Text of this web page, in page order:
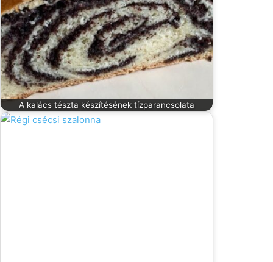
A kalács tészta készítésének tízparancsolata